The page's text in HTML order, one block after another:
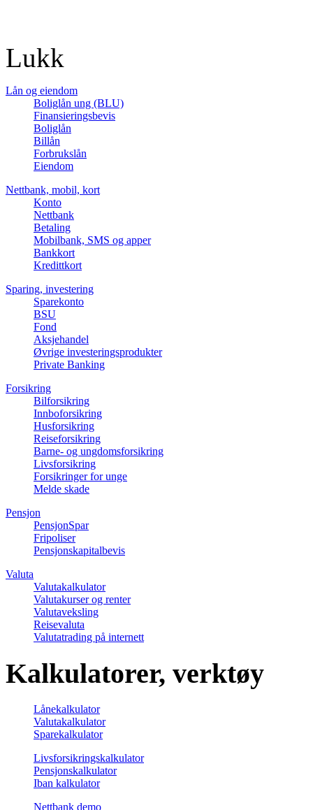
Lukk
Lån og eiendom
Boliglån ung (BLU)
Finansieringsbevis
Boliglån
Billån
Forbrukslån
Eiendom
Nettbank, mobil, kort
Konto
Nettbank
Betaling
Mobilbank, SMS og apper
Bankkort
Kredittkort
Sparing, investering
Sparekonto
BSU
Fond
Aksjehandel
Øvrige investeringsprodukter
Private Banking
Forsikring
Bilforsikring
Innboforsikring
Husforsikring
Reiseforsikring
Barne- og ungdomsforsikring
Livsforsikring
Forsikringer for unge
Melde skade
Pensjon
PensjonSpar
Fripoliser
Pensjonskapitalbevis
Valuta
Valutakalkulator
Valutakurser og renter
Valutaveksling
Reisevaluta
Valutatrading på internett
Kalkulatorer, verktøy
Lånekalkulator
Valutakalkulator
Sparekalkulator
Livsforsikringskalkulator
Pensjonskalkulator
Iban kalkulator
Nettbank demo